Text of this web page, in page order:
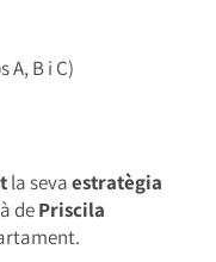
B i C)
la sevaestratègia
dePriscila